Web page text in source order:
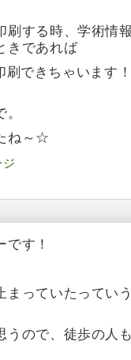
刷する時、学術情
きであれば
刷できちゃいます
ね～☆
ジ
す！
まっていたってい
うので、徒歩の人